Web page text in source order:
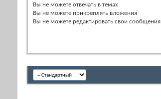
Вы не можете отвечать в темах
Вы не можете прикреплять вложения
Вы не можете редактировать свои сообщения